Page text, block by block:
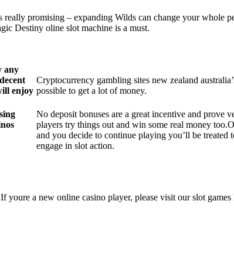
promising – expanding Wilds can change your whole
Destiny oline slot machine is a must.
any
enjoy
Cryptocurrency gambling sites new zealand
possible to get a lot of money.
No deposit bonuses are a great incentive and prove
players try things out and win some real money
and you decide to continue playing you’ll be
engage in slot action.
a new online casino player, please visit our slot games